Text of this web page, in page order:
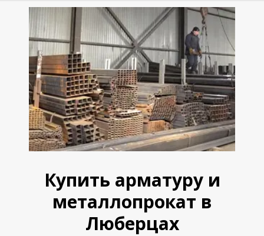
Купить арматуру и
металлопрокат в
Люберцах